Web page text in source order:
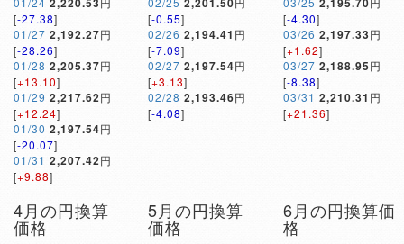
[-27.38]
01/27 2,192.27円
[-28.26]
01/28 2,205.37円
[+13.10]
01/29 2,217.62円
[+12.24]
01/30 2,197.54円
[-20.07]
01/31 2,207.42円
[+9.88]
[-0.55]
02/26 2,194.41 円
[-7.09]
02/27 2,197.54円
[+3.13]
02/28 2,193.46円
[-4.08]
[-4.30]
03/26 2,197.33円
[+1.62]
03/27 2,188.95円
[-8.38]
03/31 2,210.31 円
[+21.36]
4月の円換算
価格
5月の円換算
価格
6月の円換算価
格